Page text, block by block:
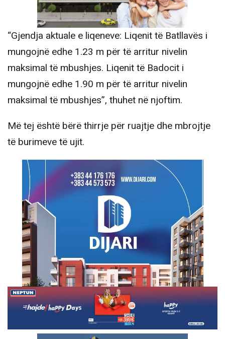
“Gjendja aktuale e liqeneve: Liqenit të Batllavës i
mungojnë edhe 1.23 m për të arritur nivelin
maksimal të mbushjes. Liqenit të Badocit i
mungojnë edhe 1.90 m për të arritur nivelin
maksimal të mbushjes”, thuhet në njoftim.
Më tej është bërë thirrje për ruajtje dhe mbrojtje
të burimeve të ujit.